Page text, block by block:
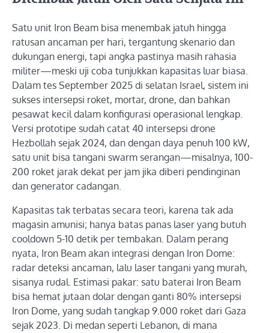
Satu unit Iron Beam bisa menembak jatuh hingga
ratusan ancaman per hari, tergantung skenario dan
dukungan energi, tapi angka pastinya masih rahasia
militer—meski uji coba tunjukkan kapasitas luar biasa.
Dalam tes September 2025 di selatan Israel, sistem ini
sukses intersepsi roket, mortar, drone, dan bahkan
pesawat kecil dalam konfigurasi operasional lengkap.
Versi prototipe sudah catat 40 intersepsi drone
Hezbollah sejak 2024, dan dengan daya penuh 100 kW,
satu unit bisa tangani swarm serangan—misalnya, 100-
200 roket jarak dekat per jam jika diberi pendinginan
dan generator cadangan.
Kapasitas tak terbatas secara teori, karena tak ada
magasin amunisi; hanya batas panas laser yang butuh
cooldown 5-10 detik per tembakan. Dalam perang
nyata, Iron Beam akan integrasi dengan Iron Dome:
radar deteksi ancaman, lalu laser tangani yang murah,
sisanya rudal. Estimasi pakar: satu baterai Iron Beam
bisa hemat jutaan dolar dengan ganti 80% intersepsi
Iron Dome, yang sudah tangkap 9.000 roket dari Gaza
sejak 2023. Di medan seperti Lebanon, di mana